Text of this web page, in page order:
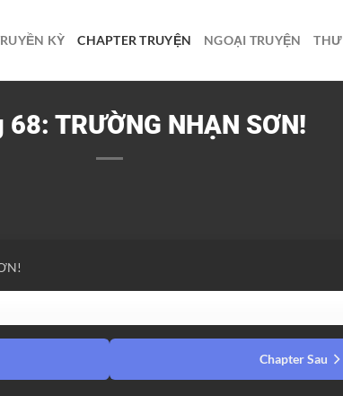
KỲ CHAPTER TRUYỆN NGOẠI TRUYỆN
68: TRƯỜNG NHẠN SƠN!
Chapter Sau